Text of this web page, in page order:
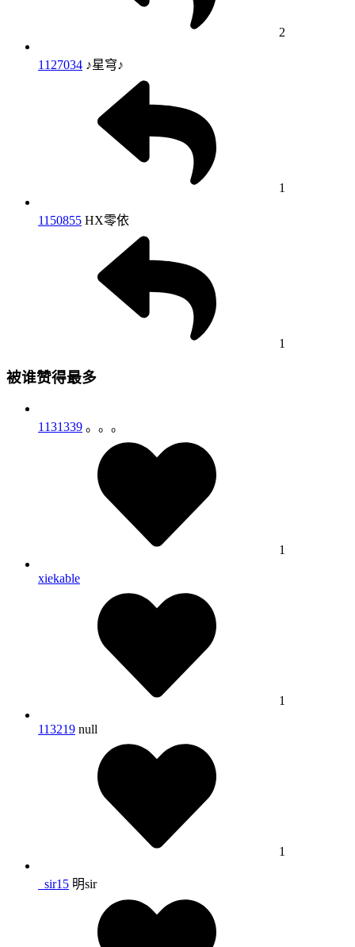
2
1127034 ♪星穹♪
1
1150855 HX零依
1
被谁赞得最多
1131339 。。。
1
xiekable
1
113219 null
1
_sir15 明sir